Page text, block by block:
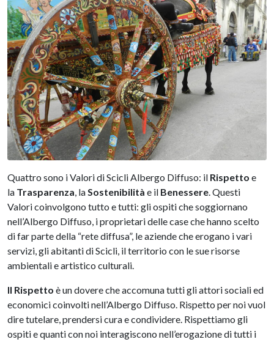
Quattro sono i Valori di Scicli Albergo Diffuso: il Rispetto e
la Trasparenza, laSostenibilità e il Benessere. Questi
Valori coinvolgono tutto e tutti: gli ospiti che soggiornano
nell’Albergo Diffuso, i proprietari delle case che hanno scelto
di far parte della “rete diffusa”, le aziende che erogano i vari
servizi, gli abitanti di Scicli, il territorio con le sue risorse
ambientali e artistico culturali.
Il Rispetto è un dovere che accomuna tutti gli attori sociali ed
economici coinvolti nell’Albergo Diffuso. Rispetto per noi vuol
dire tutelare, prendersi cura e condividere. Rispettiamo gli
ospiti e quanti con noi interagiscono nell’erogazione di tutti i